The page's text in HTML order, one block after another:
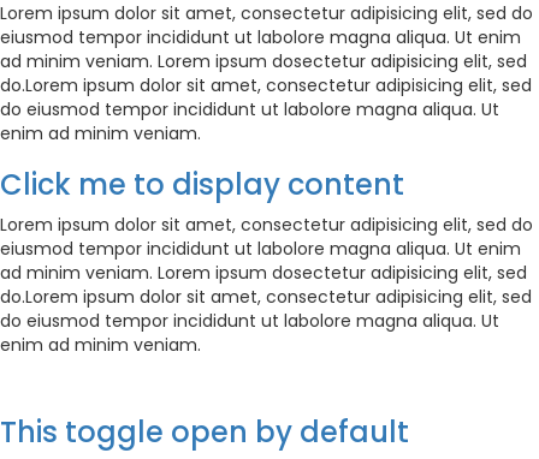
Lorem ipsum dolor sit amet, consectetur adipisicing elit, sed do
eiusmod tempor incididunt ut labolore magna aliqua. Ut enim
ad minim veniam. Lorem ipsum dosectetur adipisicing elit, sed
do.Lorem ipsum dolor sit amet, consectetur adipisicing elit, sed
do eiusmod tempor incididunt ut labolore magna aliqua. Ut
enim ad minim veniam.
Click me to display content
Lorem ipsum dolor sit amet, consectetur adipisicing elit, sed do
eiusmod tempor incididunt ut labolore magna aliqua. Ut enim
ad minim veniam. Lorem ipsum dosectetur adipisicing elit, sed
do.Lorem ipsum dolor sit amet, consectetur adipisicing elit, sed
do eiusmod tempor incididunt ut labolore magna aliqua. Ut
enim ad minim veniam.
This toggle open by default